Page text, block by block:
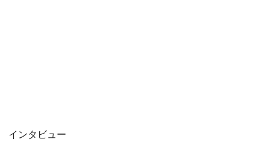
インタビュー